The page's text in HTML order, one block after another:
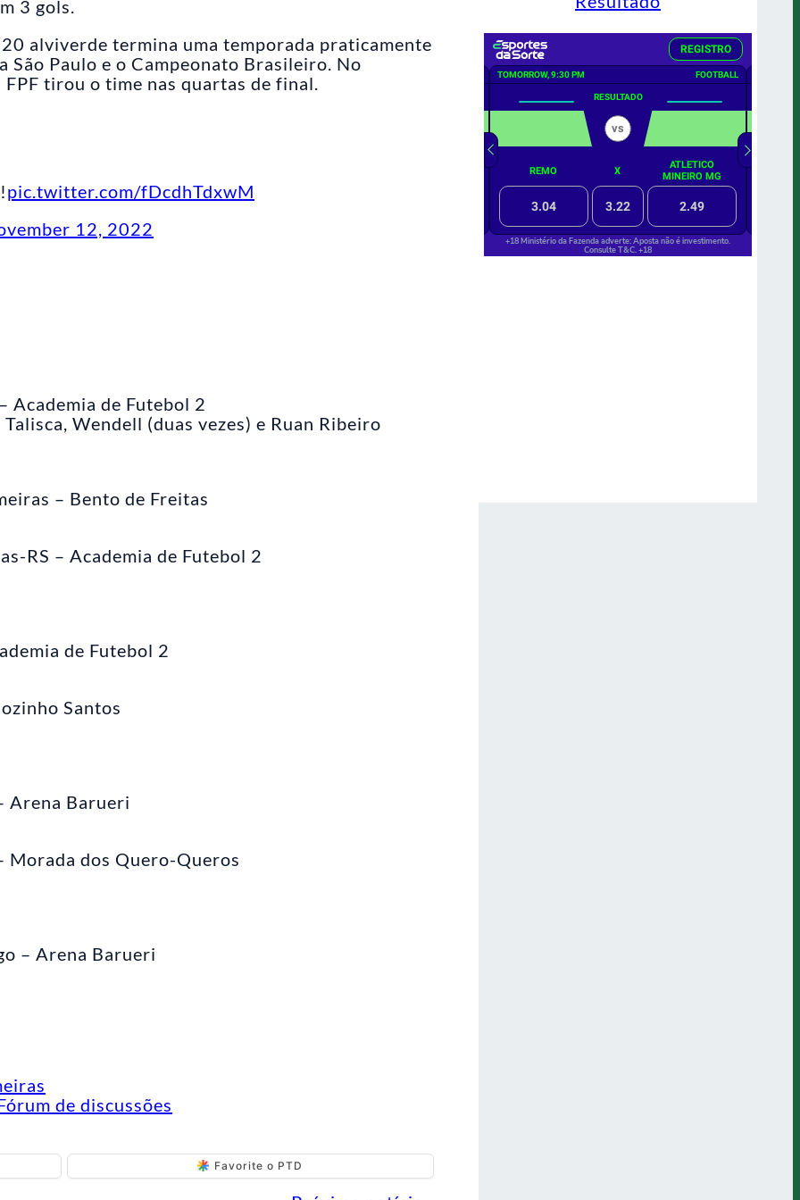
3 gols.
alviverde termina uma temporada praticamente
São Paulo e o Campeonato Brasileiro. No
tirou o time nas quartas de final.
pic.twitter.com/fDcdhTdxwM
12, 2022
Academia de Futebol 2
Wendell (duas vezes) e Ruan Ribeiro
– Bento de Freitas
RS – Academia de Futebol 2
de Futebol 2
Santos
Arena Barueri
dos Quero-Queros
– Arena Barueri
de discussões
Favorite o PTD